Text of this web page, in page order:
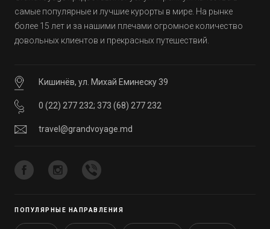
самые популярные и лучшие курорты в мире. На рынке
более 15 лет и за нашими плечами огромное количество
довольных клиентов и прекрасных путешествий.
Кишинёв, ул. Михай Еминеску 39
0 (22) 277 232; 373 (68) 277 232
travel@grandvoyage.md
ПОПУЛЯРНЫЕ НАПРАВЛЕНИЯ